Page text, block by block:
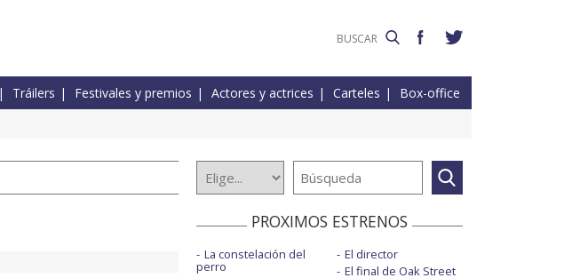
Tráilers Festivales y premios Actores y actrices Carteles Box-office
PROXIMOS ESTRENOS
La constelación del
perro
El director
El final de Oak Street